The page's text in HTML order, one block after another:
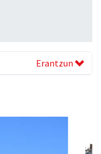
Erantzun